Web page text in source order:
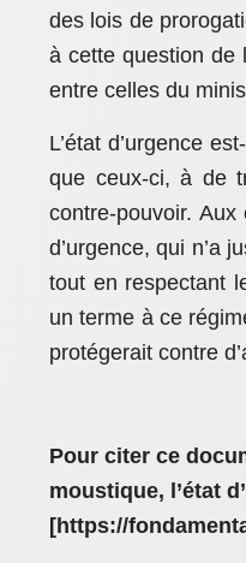
des lois de
à cette question de
entre celles du
L’état d’urgence
que ceux-ci, à de
contre-pouvoir.
d’urgence, qui n’a
tout en respectant
un terme à ce
protégerait contre
Pour citer ce
moustique, l’état
[https://